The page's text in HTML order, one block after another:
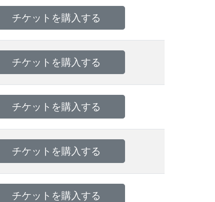
チケットを購入する
チケットを購入する
チケットを購入する
チケットを購入する
チケットを購入する